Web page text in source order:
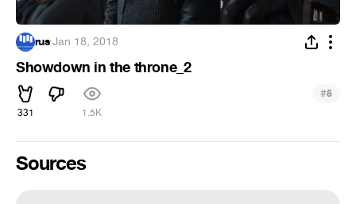
rus·Jan 18, 2018
Showdown in the throne_2
331 1.5K
#5
Sources